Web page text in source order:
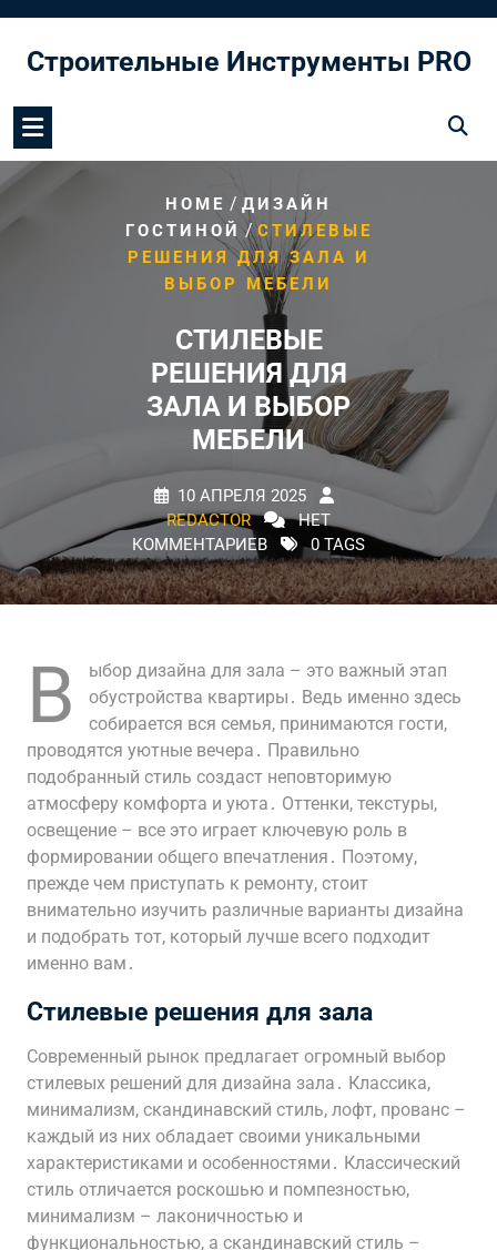
содержимому
Строительные Инструменты PRO
HOME / ДИЗАЙН
ГОСТИНОЙ /СТИЛЕВЫЕ
РЕШЕНИЯ ДЛЯ ЗАЛА И
ВЫБОР МЕБЕЛИ
СТИЛЕВЫЕ
РЕШЕНИЯ ДЛЯ
ЗАЛА И ВЫБОР
МЕБЕЛИ
10 АПРЕЛЯ 2025
REDACTOR
НЕТ
КОММЕНТАРИЕВ
0 TAGS
В
ыбор дизайна для зала – это важный этап
обустройства квартиры․ Ведь именно здесь
собирается вся семья, принимаются гости,
проводятся уютные вечера․ Правильно
подобранный стиль создаст неповторимую
атмосферу комфорта и уюта․ Оттенки, текстуры,
освещение – все это играет ключевую роль в
формировании общего впечатления․ Поэтому,
прежде чем приступать к ремонту, стоит
внимательно изучить различные варианты дизайна
и подобрать тот, который лучше всего подходит
именно вам․
Стилевые решения для зала
Современный рынок предлагает огромный выбор
стилевых решений для дизайна зала․ Классика,
минимализм, скандинавский стиль, лофт, прованс –
каждый из них обладает своими уникальными
характеристиками и особенностями․ Классический
стиль отличается роскошью и помпезностью,
минимализм – лаконичностью и
функциональностью, а скандинавский стиль –